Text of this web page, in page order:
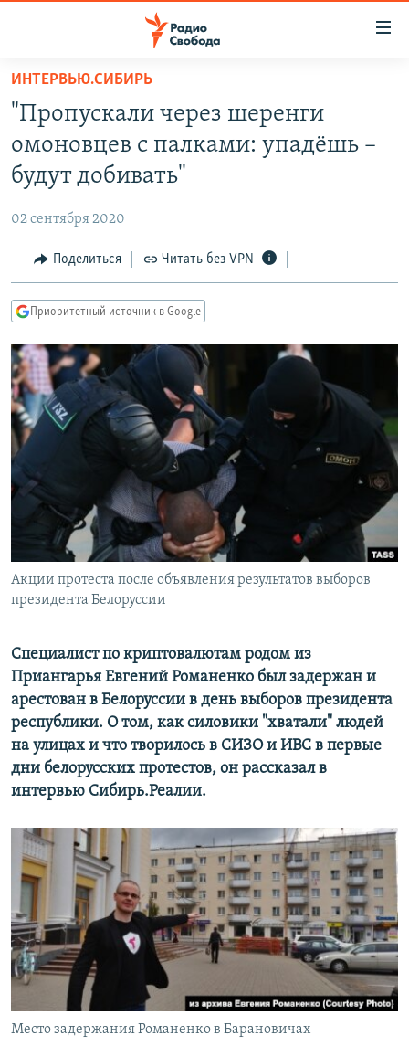
упрощенного
доступа
основному
Вернутся
Вернутся
поиску
ПРОГРАММЫ
ПОДКАСТЫ
АВТОРСКИЕ ПРОЕКТЫ
МНЕНИЯ
КУЛЬТУРА
КАВКАЗ.РЕАЛИИ
СЕВЕР.РЕАЛИИ
СИБИРЬ.РЕАЛИИ
РАСПИСАНИЕ ВЕЩАНИЯ
ПОДПИШИТЕСЬ НА РАССЫЛКУ
СОЦИАЛЬНЫЕ СЕТИ
ИНТЕРВЬЮ.СИБИРЬ
"Пропускали через шеренги
омоновцев с палками: упадёшь –
будут добивать"
02 сентября 2020
Поделиться Читать без VPN
Приоритетный источник в Google
Акции протеста после объявления результатов выборов
президента Белоруссии
Специалист по криптовалютам родом из
Приангарья Евгений Романенко был задержан и
арестован в Белоруссии в день выборов президента
республики. О том, как силовики "хватали" людей
на улицах и что творилось в СИЗО и ИВС в первые
дни белорусских протестов, он рассказал в
интервью Сибирь.Реалии.
Место задержания Романенко в Барановичах